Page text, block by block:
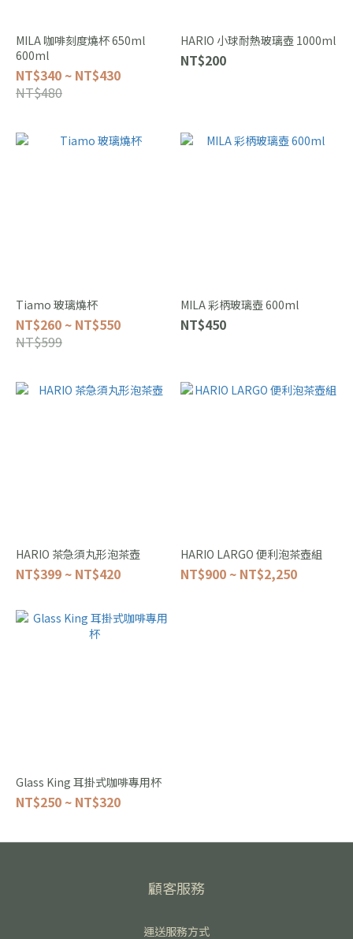
MILA 咖啡刻度燒杯 650ml
600ml
NT$340 ~ NT$430
NT$480
HARIO 小球耐熱玻璃壺 1000ml
NT$200
Tiamo 玻璃燒杯
NT$260 ~ NT$550
NT$599
MILA 彩柄玻璃壺 600ml
NT$450
HARIO 茶急須丸形泡茶壺
NT$399 ~ NT$420
HARIO LARGO 便利泡茶壺組
NT$900 ~ NT$2,250
Glass King 耳掛式咖啡專用杯
NT$250 ~ NT$320
顧客服務
運送服務方式